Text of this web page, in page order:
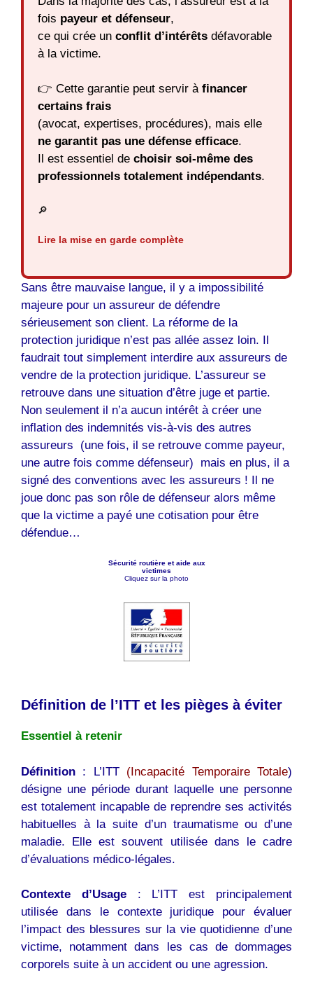
fois payeur et défenseur,
ce qui crée un conflit d’intérêts défavorable
à la victime.
👉 Cette garantie peut servir à financer
certains frais
(avocat, expertises, procédures), mais elle
ne garantit pas une défense efficace.
Il est essentiel de choisir soi-même des
professionnels totalement indépendants.
🔎
Lire la mise en garde complète
Sans être mauvaise langue, il y a impossibilité
majeure pour un assureur de défendre
sérieusement son client. La réforme de la
protection juridique n’est pas allée assez loin. Il
faudrait tout simplement interdire aux assureurs de
vendre de la protection juridique. L’assureur se
retrouve dans une situation d’être juge et partie.
Non seulement il n’a aucun intérêt à créer une
inflation des indemnités vis-à-vis des autres
assureurs (une fois, il se retrouve comme payeur,
une autre fois comme défenseur) mais en plus, il a
signé des conventions avec les assureurs ! Il ne
joue donc pas son rôle de défenseur alors même
que la victime a payé une cotisation pour être
défendue…
Sécurité routière et aide aux
victimes
Cliquez sur la photo
Définition de l’ITT et les pièges à éviter
Essentiel à retenir
Définition : L’ITT (Incapacité Temporaire Totale)
désigne une période durant laquelle une personne
est totalement incapable de reprendre ses activités
habituelles à la suite d’un traumatisme ou d’une
maladie. Elle est souvent utilisée dans le cadre
d’évaluations médico-légales.
Contexte d’Usage: L’ITT est principalement
utilisée dans le contexte juridique pour évaluer
l’impact des blessures sur la vie quotidienne d’une
victime, notamment dans les cas de dommages
corporels suite à un accident ou une agression.